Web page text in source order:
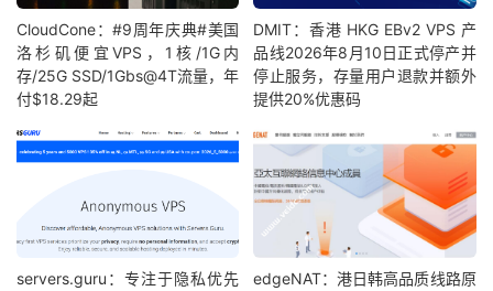
CloudCone：#9周年庆典#美国
洛杉矶便宜VPS，1核/1G内
存/25G SSD/1Gbs@4T流量，年
付$18.29起
DMIT：香港 HKG EBv2 VPS 产
品线2026年8月10日正式停产并
停止服务，存量用户退款并额外
提供20%优惠码
servers.guru：专注于隐私优先
edgeNAT：港日韩高品质线路原